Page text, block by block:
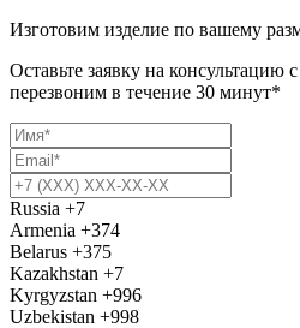
Изготовим изделие по вашему
Оставьте заявку на консультацию
перезвоним в течение 30 минут*
Russia +7
Armenia +374
Belarus +375
Kazakhstan +7
Kyrgyzstan +996
Uzbekistan +998